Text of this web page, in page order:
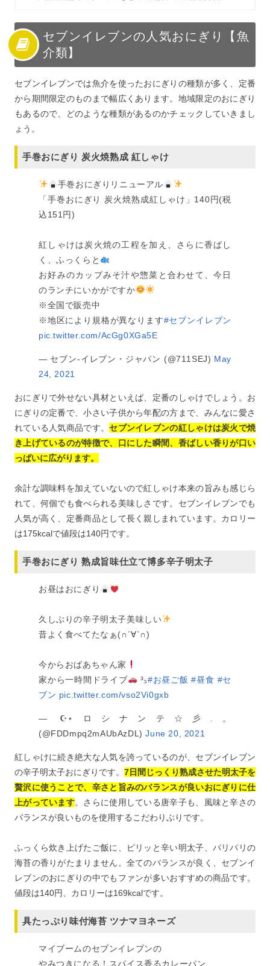
セブンイレブンの人気おにぎり【魚
介類】
セブンイレブンでは魚介を使ったおにぎりの種類が多く、定番
から期間限定のものまで幅広くあります。地域限定のおにぎり
もあるので、どのような種類があるのかチェックしていきまし
ょう。
手巻おにぎり 炭火焼熟成 紅しゃけ
手巻おにぎりリニューアル
「手巻おにぎり 炭火焼熟成紅しゃけ」140円(税
込151円)
紅しゃけは炭火焼の工程を加え、さらに香ばし
く、ふっくらと
お好みのカップみそ汁や惣菜と合わせて、今日
のランチにいかがですか
※全国で販売中
※地区により規格が異なります#セブンイレブン
pic.twitter.com/AcGg0XGa5E
— セブン‐イレブン・ジャパン (@711SEJ) May
24, 2021
おにぎりで外せない具材といえば、定番のしゃけでしょう。お
にぎりの定番で、小さい子供から年配の方まで、みんなに愛さ
れている人気商品です。セブンイレブンの紅しゃけは炭火で焼
き上げているのが特徴で、口にした瞬間、香ばしい香りが口い
っぱいに広がります。
余計な調味料を加えていないので紅しゃけ本来の旨みも感じら
れて、何個でも食べられる美味しさです。セブンイレブンでも
人気が高く、定番商品として長く親しまれています。カロリー
は175kcalで値段は140円です。
手巻おにぎり 熟成旨味仕立て博多辛子明太子
お昼はおにぎり
久しぶりの辛子明太子美味しい
昔よく食べてたなぁ(∩´∀`∩)
今からおばあちゃん家
家から一時間ドライブ
³₃#お昼ご飯 #昼食 #セ
ブン pic.twitter.com/vso2Vi0gxb
— ☪︎⋆ロシナンテ☆彡.。
(@FDDmpq2mAUbAzDL)June 20, 2021
紅しゃけに続き絶大な人気を誇っているのが、セブンイレブン
の辛子明太子おにぎりです。 7日間じっくり熟成させた明太子を
贅沢に使うことで、辛さと旨みのバランスが良いおにぎりに仕
上がっています。さらに使用している唐辛子も、風味と辛さの
バランスが良いものを使用するこだわりぶりです。
ふっくら炊き上げたご飯に、ピリッと辛い明太子、パリパリの
海苔の香りがたまりません。全てのバランスが良く、セブンイ
レブンのおにぎりの中でもファンが多いおすすめの商品です。
値段は140円、カロリーは169kcalです。
具たっぷり味付海苔 ツナマヨネーズ
マイブームのセブンイレブンの
やみつきになる！スパイス香るカレーパン